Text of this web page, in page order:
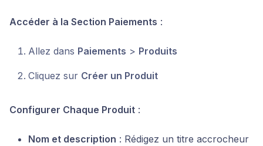
Accéder à la Section Paiements :
Allez dans Paiements > Produits
Cliquez sur Créer un Produit
Configurer Chaque Produit :
Nom et description : Rédigez un titre accrocheur